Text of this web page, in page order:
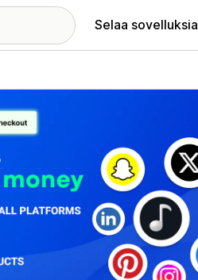
Selaa sovelluksia